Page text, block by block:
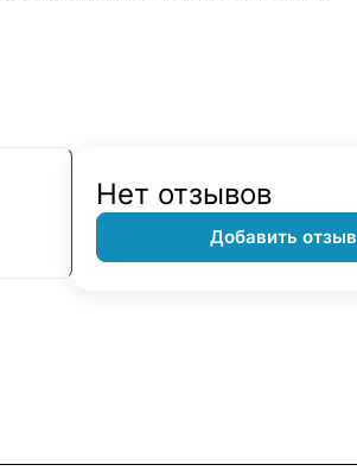
Нет отзывов
Добавить отзыв